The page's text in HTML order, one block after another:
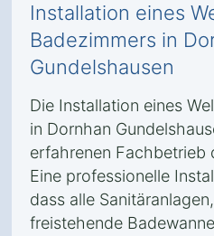
Installation eines
Badezimmers in
Gundelshausen
Die Installation eines
in Dornhan
erfahrenen Fachbetrieb
Eine professionelle
dass alle
freistehende